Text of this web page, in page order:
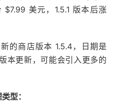
美元，1.5.1 版本后涨
的商店版本 1.5.4，日期是
本更新，可能会引入更多的
型：